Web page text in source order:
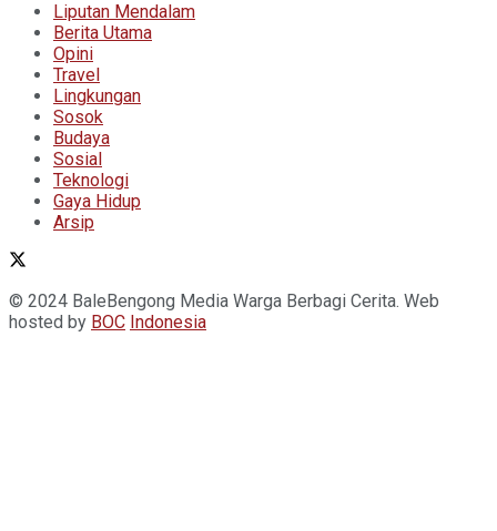
Liputan Mendalam
Berita Utama
Opini
Travel
Lingkungan
Sosok
Budaya
Sosial
Teknologi
Gaya Hidup
Arsip
© 2024 BaleBengong Media Warga Berbagi Cerita. Web
hosted by BOC Indonesia